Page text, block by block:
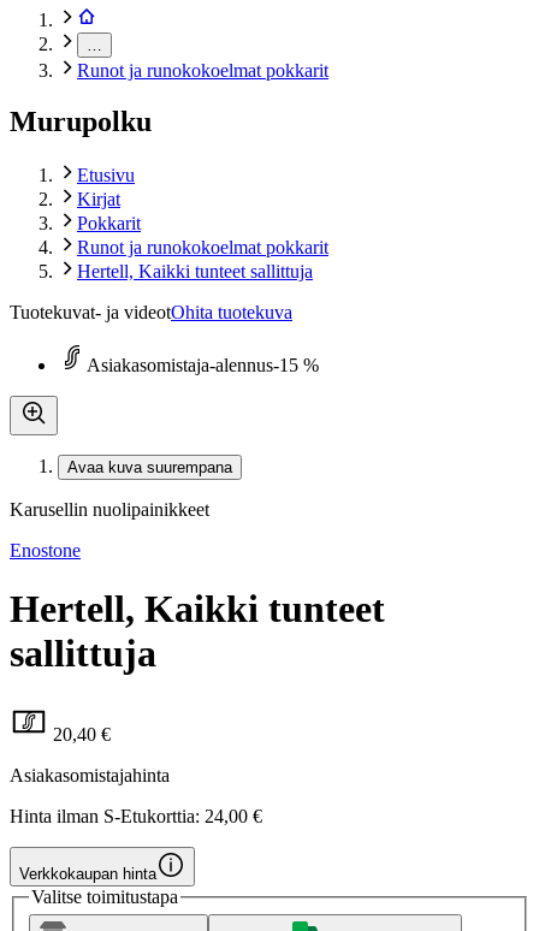
Runot ja runokokoelmat pokkarit
Murupolku
Etusivu
Kirjat
Pokkarit
Runot ja runokokoelmat pokkarit
Hertell, Kaikki tunteet sallittuja
Tuotekuvat- ja videotOhita tuotekuva
Asiakasomistaja-alennus-15 %
Avaa kuva suurempana
Karusellin nuolipainikkeet
Enostone
Hertell, Kaikki tunteet
sallittuja
20,40 €
Asiakasomistajahinta
Hinta ilman S-Etukorttia: 24,00 €
Verkkokaupan hinta
Valitse toimitustapa